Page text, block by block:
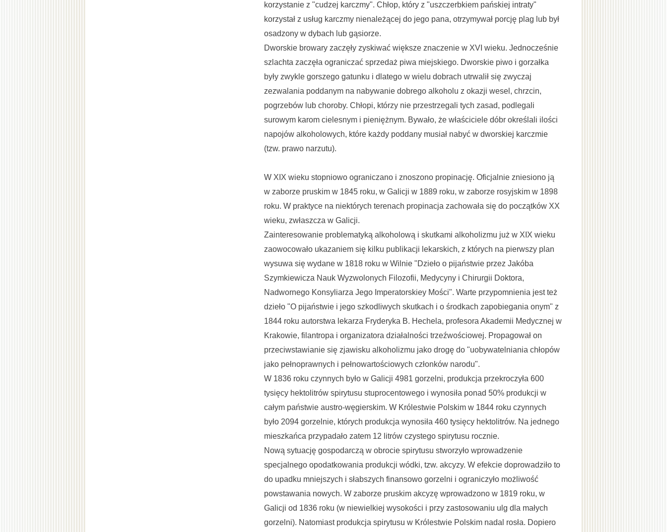
korzystanie z "cudzej karczmy". Chłop, który z "uszczerbkiem pańskiej intraty"
korzystał z usług karczmy nienależącej do jego pana, otrzymywał porcję plag lub był
osadzony w dybach lub gąsiorze.
Dworskie browary zaczęły zyskiwać większe znaczenie w XVI wieku. Jednocześnie
szlachta zaczęła ograniczać sprzedaż piwa miejskiego. Dworskie piwo i gorzałka
były zwykle gorszego gatunku i dlatego w wielu dobrach utrwalił się zwyczaj
zezwalania poddanym na nabywanie dobrego alkoholu z okazji wesel, chrzcin,
pogrzebów lub choroby. Chłopi, którzy nie przestrzegali tych zasad, podlegali
surowym karom cielesnym i pieniężnym. Bywało, że właściciele dóbr określali ilości
napojów alkoholowych, które każdy poddany musiał nabyć w dworskiej karczmie
(tzw. prawo narzutu).
W XIX wieku stopniowo ograniczano i znoszono propinację. Oficjalnie zniesiono ją
w zaborze pruskim w 1845 roku, w Galicji w 1889 roku, w zaborze rosyjskim w 1898
roku. W praktyce na niektórych terenach propinacja zachowała się do początków XX
wieku, zwłaszcza w Galicji.
Zainteresowanie problematyką alkoholową i skutkami alkoholizmu już w XIX wieku
zaowocowało ukazaniem się kilku publikacji lekarskich, z których na pierwszy plan
wysuwa się wydane w 1818 roku w Wilnie "Dzieło o pijaństwie przez Jakóba
Szymkiewicza Nauk Wyzwolonych Filozofii, Medycyny i Chirurgii Doktora,
Nadwornego Konsyliarza Jego Imperatorskiey Mości". Warte przypomnienia jest też
dzieło "O pijaństwie i jego szkodliwych skutkach i o środkach zapobiegania onym" z
1844 roku autorstwa lekarza Fryderyka B. Hechela, profesora Akademii Medycznej w
Krakowie, filantropa i organizatora działalności trzeźwościowej. Propagował on
przeciwstawianie się zjawisku alkoholizmu jako drogę do "uobywatelniania chłopów
jako pełnoprawnych i pełnowartościowych członków narodu".
W 1836 roku czynnych było w Galicji 4981 gorzelni, produkcja przekroczyła 600
tysięcy hektolitrów spirytusu stuprocentowego i wynosiła ponad 50% produkcji w
całym państwie austro-węgierskim. W Królestwie Polskim w 1844 roku czynnych
było 2094 gorzelnie, których produkcja wynosiła 460 tysięcy hektolitrów. Na jednego
mieszkańca przypadało zatem 12 litrów czystego spirytusu rocznie.
Nową sytuację gospodarczą w obrocie spirytusu stworzyło wprowadzenie
specjalnego opodatkowania produkcji wódki, tzw. akcyzy. W efekcie doprowadziło to
do upadku mniejszych i słabszych finansowo gorzelni i ograniczyło możliwość
powstawania nowych. W zaborze pruskim akcyzę wprowadzono w 1819 roku, w
Galicji od 1836 roku (w niewielkiej wysokości i przy zastosowaniu ulg dla małych
gorzelni). Natomiast produkcja spirytusu w Królestwie Polskim nadal rosła. Dopiero